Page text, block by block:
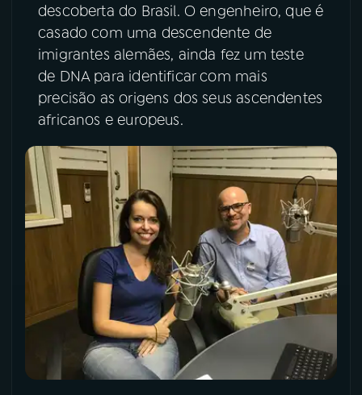
descoberta do Brasil. O engenheiro, que é
casado com uma descendente de
imigrantes alemães, ainda fez um teste
de DNA para identificar com mais
precisão as origens dos seus ascendentes
africanos e europeus.